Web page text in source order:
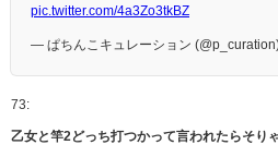
pic.twitter.com/4a3Zo3tkBZ
— ぱちんこキュレーション
73:
乙女と竿2どっち打つかって言われたらそり